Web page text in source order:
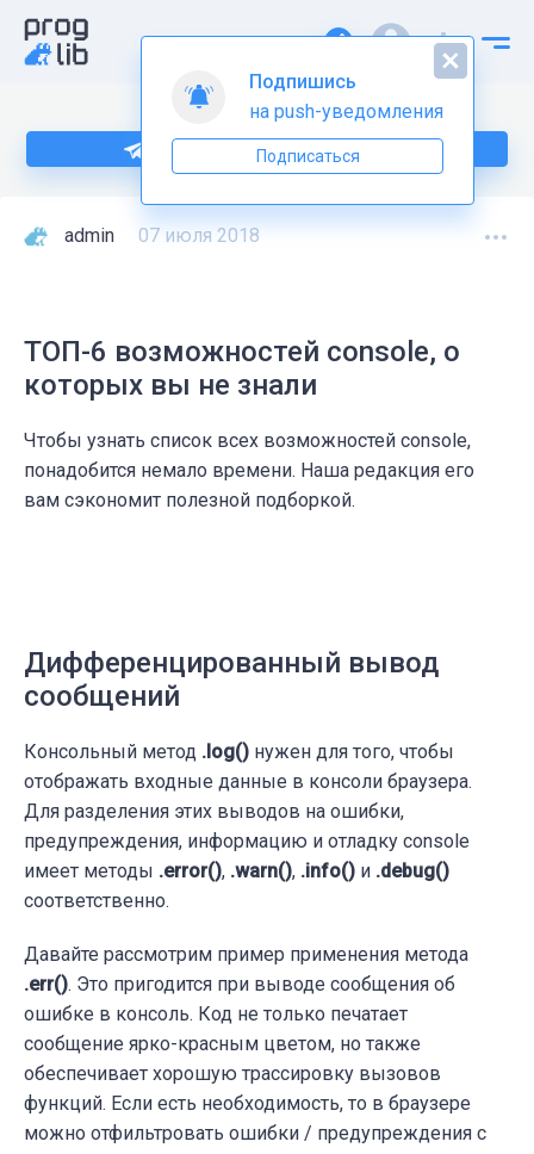
Подпишитесь на нас в Telegram
admin 07 июля 2018
ТОП-6 возможностей console, о
которых вы не знали
Чтобы узнать список всех возможностей console,
понадобится немало времени. Наша редакция его
вам сэкономит полезной подборкой.
Дифференцированный вывод
сообщений
Консольный метод .log() нужен для того, чтобы
отображать входные данные в консоли браузера.
Для разделения этих выводов на ошибки,
предупреждения, информацию и отладку console
имеет методы .error(), .warn(), .info() и .debug()
соответственно.
Давайте рассмотрим пример применения метода
.err(). Это пригодится при выводе сообщения об
ошибке в консоль. Код не только печатает
сообщение ярко-красным цветом, но также
обеспечивает хорошую трассировку вызовов
функций. Если есть необходимость, то в браузере
можно отфильтровать ошибки / предупреждения с
Подпишись
на push-уведомления
Подписаться